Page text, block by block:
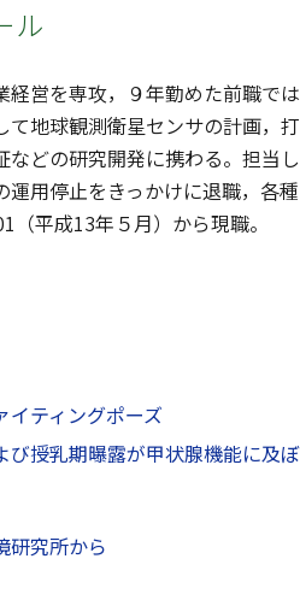
ル
営を専攻，９年勤めた前職では
地球観測衛星センサの計画，打
どの研究開発に携わる。担当し
用停止をきっかけに退職，各種
平成13年５月）から現職。
イティングポーズ
び授乳期曝露が甲状腺機能に及ぼ
研究所から